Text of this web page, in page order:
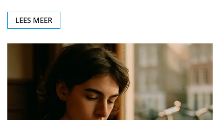
LEES MEER